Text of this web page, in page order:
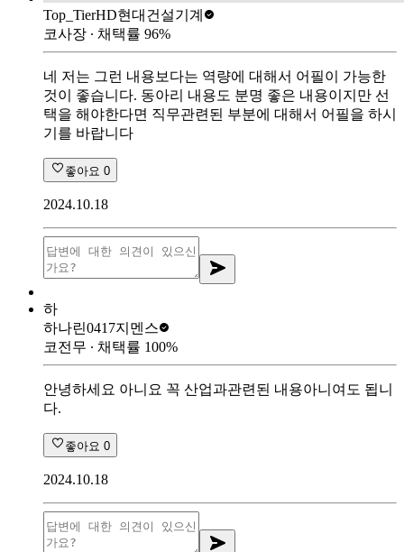
Top_TierHD현대건설기계
코사장 ∙ 채택률 96%
네 저는 그런 내용보다는 역량에 대해서 어필이 가능한
것이 좋습니다. 동아리 내용도 분명 좋은 내용이지만 선
택을 해야한다면 직무관련된 부분에 대해서 어필을 하시
기를 바랍니다
좋아요 0
2024.10.18
하
하나린0417지멘스
코전무 ∙ 채택률 100%
안녕하세요 아니요 꼭 산업과관련된 내용아니여도 됩니
다.
좋아요 0
2024.10.18